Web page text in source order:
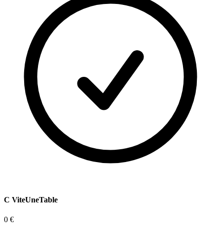
С ViteUneTable
0 €